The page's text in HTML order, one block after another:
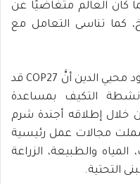
كان العالم متغاضيًا عن
كما تناسى التعامل مع
وفي هذا السياق، رأى الدكتور/ محمود محيي الدين أنَّ COP27 قد
التكيف بمساعدة
خلال إطلاقه أجندة شرم
شملت مجالات عمل رئيسية
والطبيعة، الزراعة
التحتية.